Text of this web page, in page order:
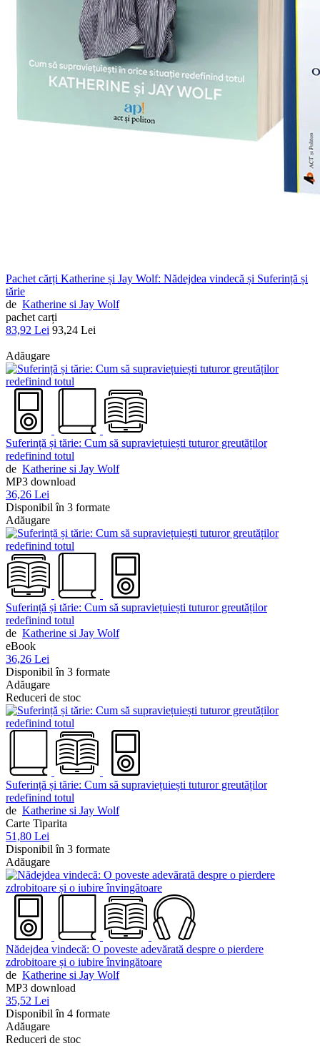
Pachet cărți Katherine și Jay Wolf: Nădejdea vindecă și Suferință și
tărie
de Katherine si Jay Wolf
pachet carți
83,92 Lei 93,24 Lei
Adăugare
Suferință și tărie: Cum să supraviețuiești tuturor greutăților
redefinind totul
de Katherine si Jay Wolf
MP3 download
36,26 Lei
Disponibil în 3 formate
Adăugare
Suferință și tărie: Cum să supraviețuiești tuturor greutăților
redefinind totul
de Katherine si Jay Wolf
eBook
36,26 Lei
Disponibil în 3 formate
Adăugare
Reduceri de stoc
Suferință și tărie: Cum să supraviețuiești tuturor greutăților
redefinind totul
de Katherine si Jay Wolf
Carte Tiparita
51,80 Lei
Disponibil în 3 formate
Adăugare
Nădejdea vindecă: O poveste adevărată despre o pierdere
zdrobitoare și o iubire învingătoare
de Katherine si Jay Wolf
MP3 download
35,52 Lei
Disponibil în 4 formate
Adăugare
Reduceri de stoc